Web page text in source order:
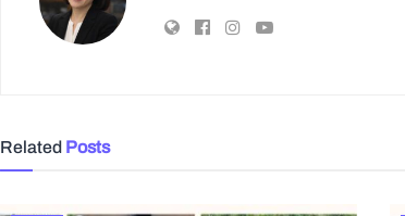
Related Posts